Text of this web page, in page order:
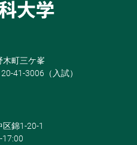
木町三ケ峯
41-3006（入試）
錦1-20-1
17:00